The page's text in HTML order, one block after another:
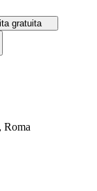
gratuita
Roma